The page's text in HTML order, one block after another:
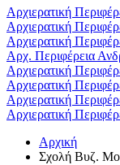
Αρχιερατική
Αρχιερατική
Αρχιερατική
Αρχ. Περιφέρεια
Αρχιερατική
Αρχιερατική
Αρχιερατική
Αρχιερατική
Αρχική
Σχολή Βυζ.